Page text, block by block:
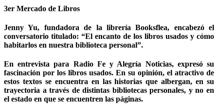
3er Mercado de Libros
Jenny Yu, fundadora de la librería Booksflea, encabezó el
conversatorio titulado: “El encanto de los libros usados y cómo
habitarlos en nuestra biblioteca personal”.
En entrevista para Radio Fe y Alegría Noticias, expresó su
fascinación por los libros usados. En su opinión, el atractivo de
estos textos se encuentra en las historias que albergan, en su
trayectoria a través de distintas bibliotecas personales, y no en
el estado en que se encuentren las páginas.